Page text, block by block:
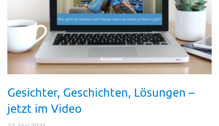
Gesichter, Geschichten, Lösungen –
jetzt im Video